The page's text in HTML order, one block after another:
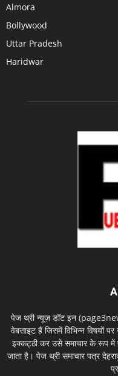
Almora
Bollywood
Uttar Pradesh
Haridwar
पेज थ्री न्यूज़ डॉट इन
वेबसाइट हैं जिसमें विभिन्न विषयों पर
इक्कट्ठी कर उसे समाचार के रूप में
जाता है। पेज थ्री समाचार पत्र